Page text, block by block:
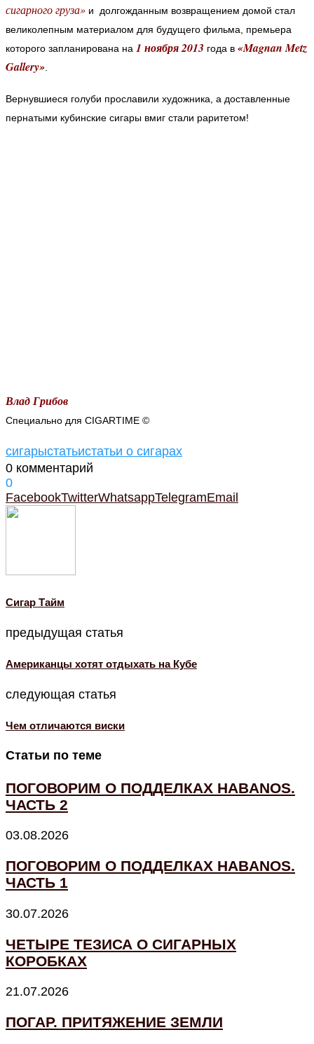
сигарного груза» и долгожданным возвращением домой стал
великолепным материалом для будущего фильма, премьера
которого запланирована на 1 ноября 2013 года в «Magnan Metz
Gallery»
Вернувшиеся голуби прославили художника, а доставленные
пернатыми кубинские сигары вмиг стали раритетом!
Влад Грибов
Специально для CIGARTIME ©
сигарыстатьистатьи о сигарах
0 комментарий
0
FacebookTwitterWhatsappTelegramEmail
Cигар Тайм
предыдущая статья
Американцы хотят отдыхать на Кубе
следующая статья
Чем отличаются виски
Статьи по теме
ПОГОВОРИМ О ПОДДЕЛКАХ HABANOS.
ЧАСТЬ 2
03.08.2026
ПОГОВОРИМ О ПОДДЕЛКАХ HABANOS.
ЧАСТЬ 1
30.07.2026
ЧЕТЫРЕ ТЕЗИСА О СИГАРНЫХ
КОРОБКАХ
21.07.2026
ПОГАР. ПРИТЯЖЕНИЕ ЗЕМЛИ